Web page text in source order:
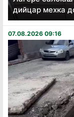
дийцар мехка
07.08.2026 09:16